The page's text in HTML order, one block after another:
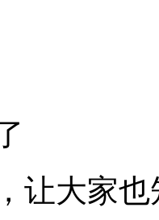
让大家